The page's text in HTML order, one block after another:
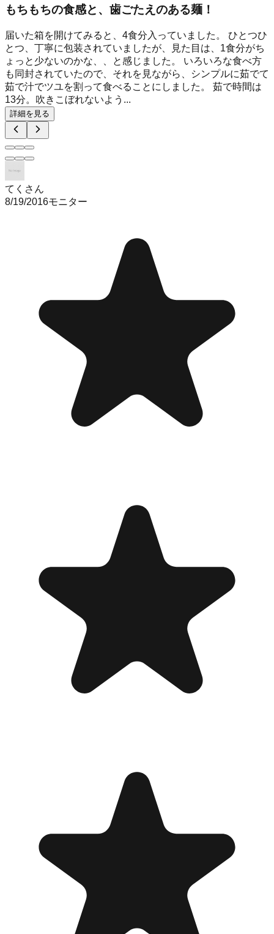
もちもちの食感と、歯ごたえのある麺！
届いた箱を開けてみると、4食分入っていました。 ひとつひ
とつ、丁寧に包装されていましたが、見た目は、1食分がち
ょっと少ないのかな、、と感じました。 いろいろな食べ方
も同封されていたので、それを見ながら、シンプルに茹でて
茹で汁でツユを割って食べることにしました。 茹で時間は
13分。吹きこぼれないよう...
詳細を見る
てくさん
8/19/2016モニター